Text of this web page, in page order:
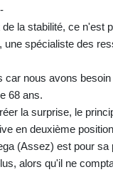
la stabilité, ce n'est
une spécialiste des
nous avons
68 ans.
la surprise, le
en deuxième
(Assez) est pour
alors qu'il ne